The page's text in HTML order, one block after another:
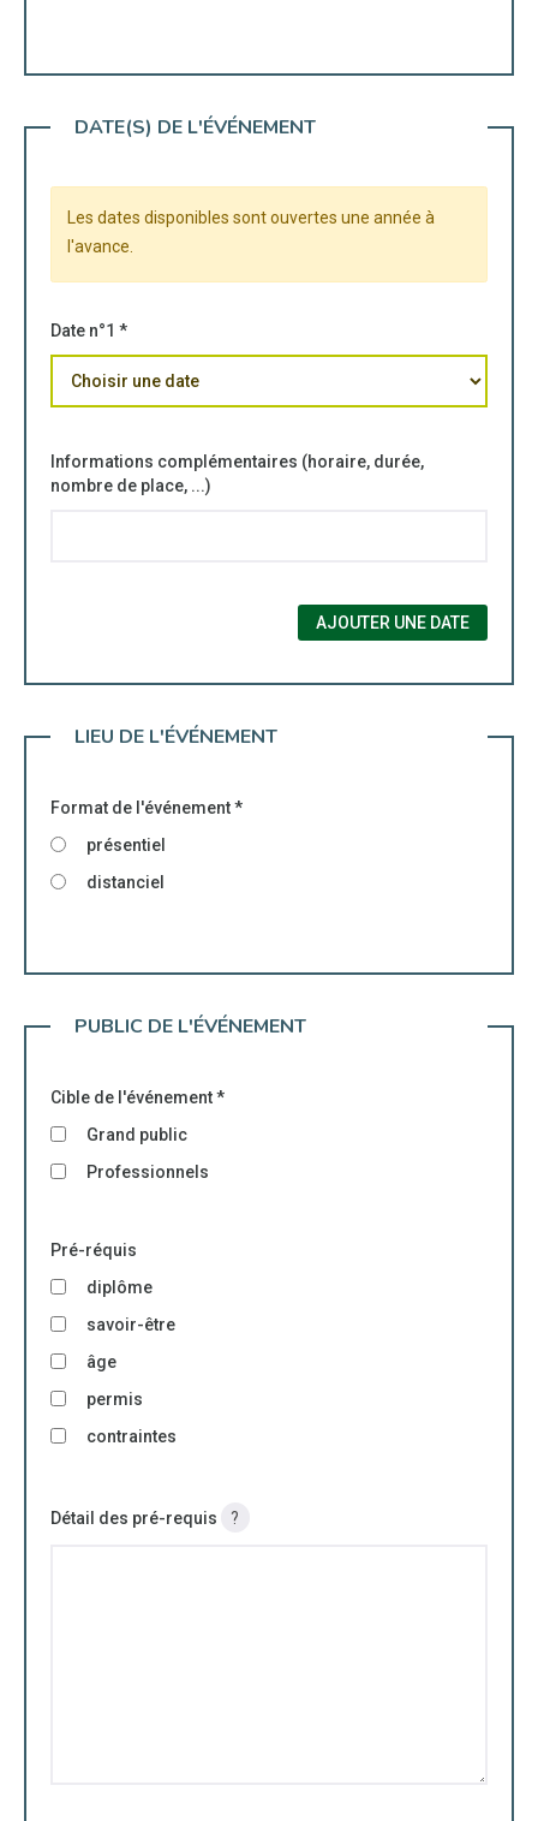
DATE(S) DE L'ÉVÉNEMENT
Les dates disponibles sont ouvertes une année à
l'avance.
Date n°1 *
Informations complémentaires (horaire, durée,
nombre de place, ...)
AJOUTER UNE DATE
LIEU DE L'ÉVÉNEMENT
Format de l'événement*
présentiel
distanciel
PUBLIC DE L'ÉVÉNEMENT
Cible de l'événement*
Grand public
Professionnels
Pré-réquis
diplôme
savoir-être
âge
permis
contraintes
Détail des pré-requis ?